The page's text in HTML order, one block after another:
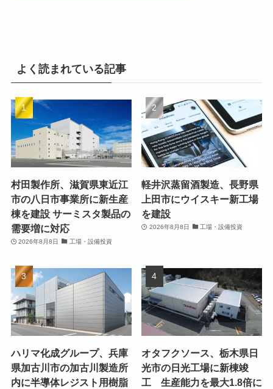
よく読まれている記事
村田製作所、滋賀県東近江
市の八日市事業所に新生産
棟を建設 サーミスタ製品の
需要増に対応
2026年8月8日 工場・設備投資
軽井沢蒸留酒製造、長野県
上田市にウイスキー新工場
を建設
2026年8月8日 工場・設備投資
ハリマ化成グループ、兵庫
県加古川市の加古川製造所
内に半導体レジスト用樹脂
オタフクソース、栃木県日
光市の日光工場に新棟竣
工 生産能力を最大1.8倍に